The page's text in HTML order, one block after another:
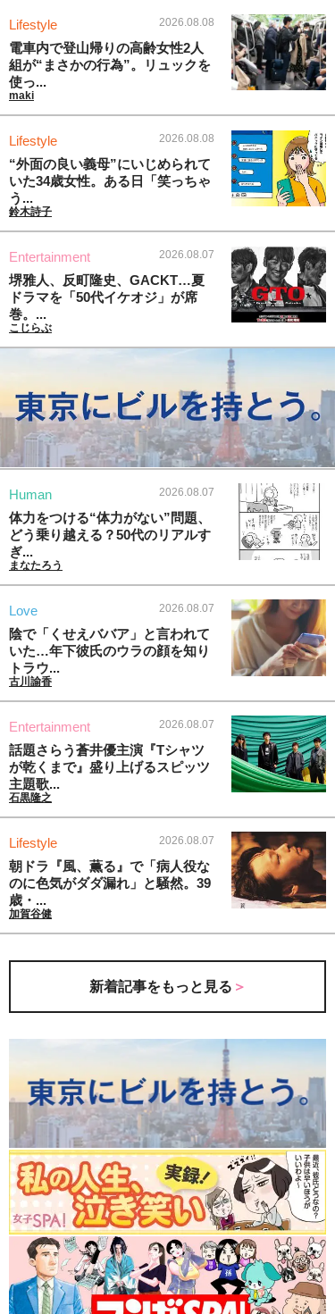
Lifestyle 2026.08.08
電車内で登山帰りの高齢女性2人
組が“まさかの行為”。リュックを
使っ...
maki
Lifestyle 2026.08.08
“外面の良い義母”にいじめられて
いた34歳女性。ある日「笑っちゃ
う...
鈴木詩子
Entertainment 2026.08.07
堺雅人、反町隆史、GACKT…夏
ドラマを「50代イケオジ」が席
巻。...
こじらぶ
Human 2026.08.07
体力をつける“体力がない”問題、
どう乗り越える？50代のリアルす
ぎ...
まなたろう
Love 2026.08.07
陰で「くせえババア」と言われて
いた…年下彼氏のウラの顔を知り
トラウ...
古川諭香
Entertainment 2026.08.07
話題さらう蒼井優主演『Tシャツ
が乾くまで』盛り上げるスピッツ
主題歌...
石黒隆之
Lifestyle 2026.08.07
朝ドラ『風、薫る』で「病人役な
のに色気がダダ漏れ」と騒然。39
歳・...
加賀谷健
新着記事をもっと見る